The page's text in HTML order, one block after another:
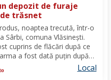
depozit de furaje
trăsnet
noaptea trecută, într-o
Sârbi, comuna Vlăsinești.
cuprins de flăcări după ce
a fost dată puțin după
în cel mai scurt timp,
Local